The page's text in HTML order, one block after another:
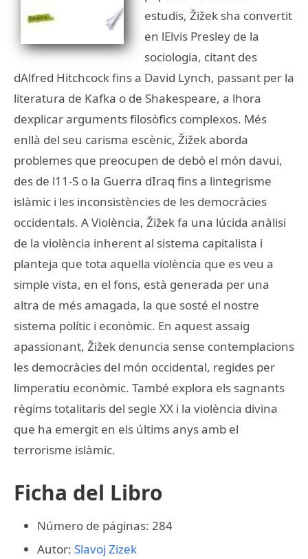
estudis, Žižek sha convertit
en lElvis Presley de la
sociologia, citant des
dAlfred Hitchcock fins a David Lynch, passant per la
literatura de Kafka o de Shakespeare, a lhora
dexplicar arguments filosòfics complexos. Més
enllà del seu carisma escènic, Žižek aborda
problemes que preocupen de debò el món davui,
des de l11-S o la Guerra dIraq fins a lintegrisme
islàmic i les inconsistències de les democràcies
occidentals. A Violència, Žižek fa una lúcida anàlisi
de la violència inherent al sistema capitalista i
planteja que tota aquella violència que es veu a
simple vista, en el fons, està generada per una
altra de més amagada, la que sosté el nostre
sistema polític i econòmic. En aquest assaig
apassionant, Žižek denuncia sense contemplacions
les democràcies del món occidental, regides per
limperatiu econòmic. També explora els sagnants
règims totalitaris del segle XX i la violència divina
que ha emergit en els últims anys amb el
terrorisme islàmic.
Ficha del Libro
Número de páginas: 284
Autor: Slavoj Zizek